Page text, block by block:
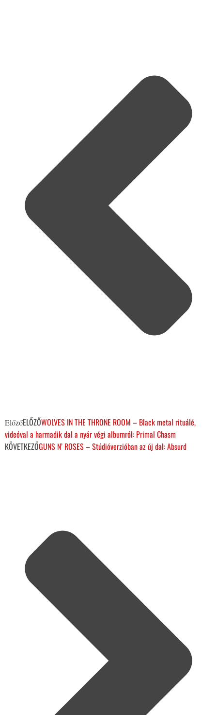
ElőzőELŐZŐWOLVES IN THE THRONE ROOM – Black metal rituálé,
videóval a harmadik dal a nyár végi albumról: Primal Chasm
KÖVETKEZŐGUNS N’ ROSES – Stúdióverzióban az új dal: Absurd